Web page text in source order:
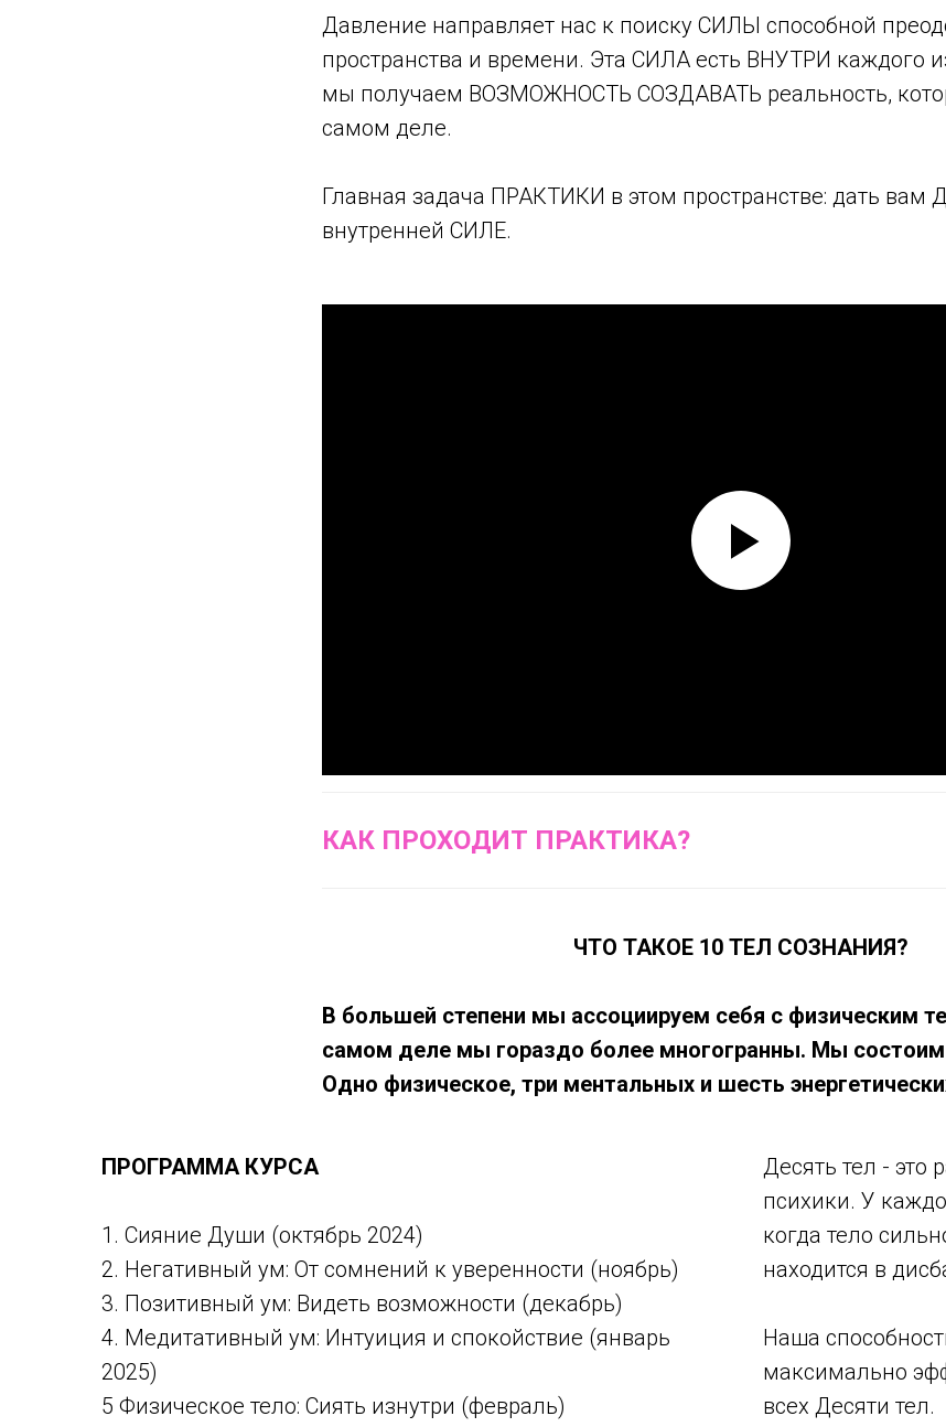
Давление направляет нас к поиску СИЛЫ способной
пространства и времени. Эта СИЛА есть ВНУТРИ каждого
мы получаем ВОЗМОЖНОСТЬ СОЗДАВАТЬ реальность,
самом деле.
Главная задача ПРАКТИКИ в этом пространстве: дать вам
внутренней СИЛЕ.
КАК ПРОХОДИТ ПРАКТИКА?
ЧТО ТАКОЕ 10 ТЕЛ СОЗНАНИЯ?
В большей степени мы ассоциируем себя с физическим
самом деле мы гораздо более многогранны. Мы состоим
Одно физическое, три ментальных и шесть
ПРОГРАММА КУРСА
1. Сияние Души (октябрь 2024)
2. Негативный ум: От сомнений к уверенности (ноябрь)
3. Позитивный ум: Видеть возможности (декабрь)
4. Медитативный ум: Интуиция и спокойствие (январь
2025)
5 Физическое тело: Сиять изнутри (февраль)
Десять тел - это
психики. У
когда тело
находится в
Наша
максимально
всех Десяти тел.